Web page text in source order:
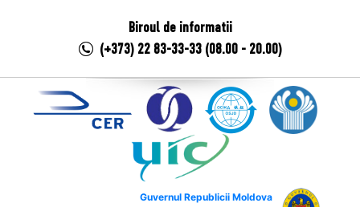
Biroul de informatii
(+373) 22 83-33-33 (08.00 - 20.00)
Guvernul Republicii Moldova